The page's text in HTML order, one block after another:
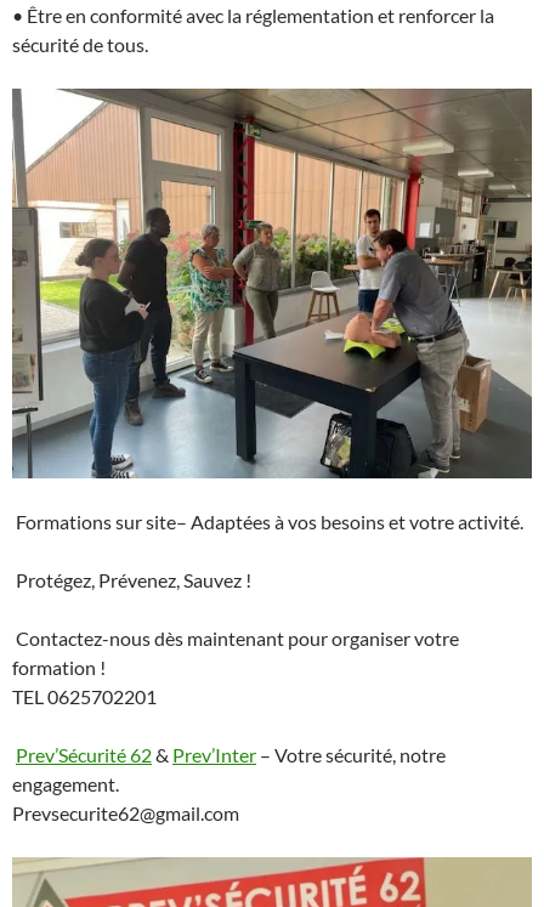
• Être en conformité avec la réglementation et renforcer la
sécurité de tous.
Formations sur site– Adaptées à vos besoins et votre activité.
Protégez, Prévenez, Sauvez !
Contactez-nous dès maintenant pour organiser votre
formation !
TEL 0625702201
Prev’Sécurité 62& Prev’Inter – Votre sécurité, notre
engagement.
Prevsecurite62@gmail.com